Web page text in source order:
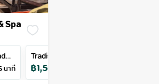
Massage
Package
1,100
Spa
นาที
Traditional Thai Medicine + Foot &
Head Massage
฿1,500